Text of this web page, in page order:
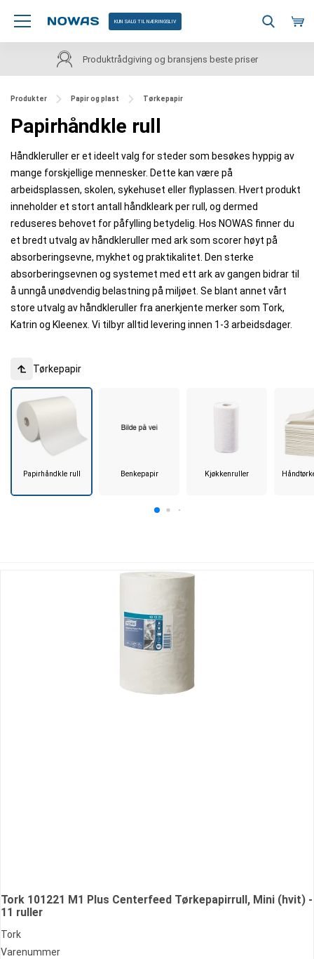
KUN SALG TIL NÆRINGSLIV
Produktrådgiving og bransjens beste priser
Produkter Papir og plast Tørkepapir
Papirhåndkle rull
Håndkleruller er et ideelt valg for steder som besøkes hyppig av
mange forskjellige mennesker. Dette kan være på
arbeidsplassen, skolen, sykehuset eller flyplassen. Hvert produkt
inneholder et stort antall håndkleark per rull, og dermed
reduseres behovet for påfylling betydelig. Hos NOWAS finner du
et bredt utvalg av håndkleruller med ark som scorer høyt på
absorberingsevne, mykhet og praktikalitet. Den sterke
absorberingsevnen og systemet med ett ark av gangen bidrar til
å unngå unødvendig belastning på miljøet. Se blant annet vårt
store utvalg av håndkleruller fra anerkjente merker som Tork,
Katrin og Kleenex. Vi tilbyr alltid levering innen 1-3 arbeidsdager.
Tørkepapir
Papirhåndkle rull Benkepapir Kjøkkenruller
Tork 101221 M1 Plus Centerfeed Tørkepapirrull, Mini (hvit) -
11 ruller
Tork
Varenummer